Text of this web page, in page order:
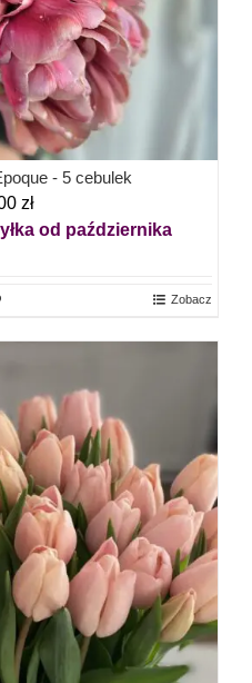
- 5 cebulek
zł
od października
Zobacz